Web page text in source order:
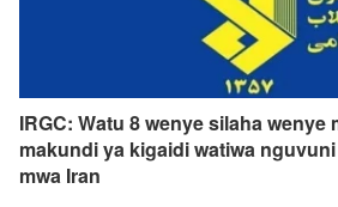
IRGC: Watu 8 wenye silaha wenye
makundi ya kigaidi watiwa
mwa Iran